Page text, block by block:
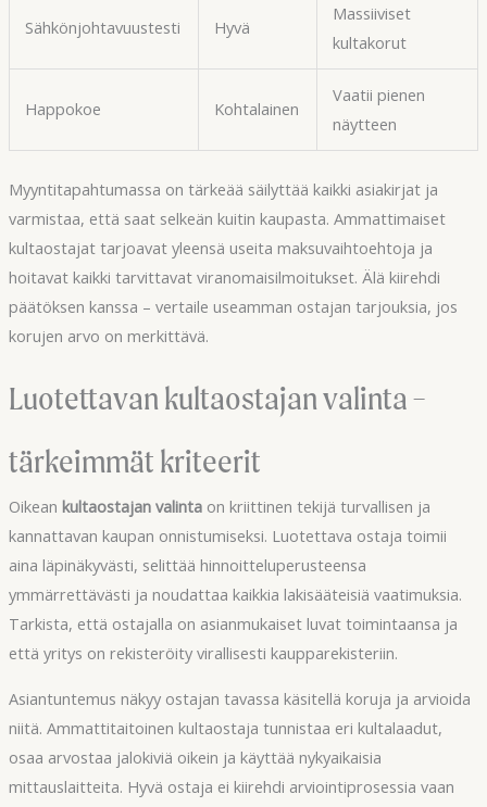
Sähkönjohtavuustesti Hyvä
Massiiviset
kultakorut
Happokoe Kohtalainen
Vaatii pienen
näytteen
Myyntitapahtumassa on tärkeää säilyttää kaikki asiakirjat ja
varmistaa, että saat selkeän kuitin kaupasta. Ammattimaiset
kultaostajat tarjoavat yleensä useita maksuvaihtoehtoja ja
hoitavat kaikki tarvittavat viranomaisilmoitukset. Älä kiirehdi
päätöksen kanssa – vertaile useamman ostajan tarjouksia, jos
korujen arvo on merkittävä.
Luotettavan kultaostajan valinta –
tärkeimmät kriteerit
Oikean kultaostajan valintaon kriittinen tekijä turvallisen ja
kannattavan kaupan onnistumiseksi. Luotettava ostaja toimii
aina läpinäkyvästi, selittää hinnoitteluperusteensa
ymmärrettävästi ja noudattaa kaikkia lakisääteisiä vaatimuksia.
Tarkista, että ostajalla on asianmukaiset luvat toimintaansa ja
että yritys on rekisteröity virallisesti kaupparekisteriin.
Asiantuntemus näkyy ostajan tavassa käsitellä koruja ja arvioida
niitä. Ammattitaitoinen kultaostaja tunnistaa eri kultalaadut,
osaa arvostaa jalokiviä oikein ja käyttää nykyaikaisia
mittauslaitteita. Hyvä ostaja ei kiirehdi arviointiprosessia vaan